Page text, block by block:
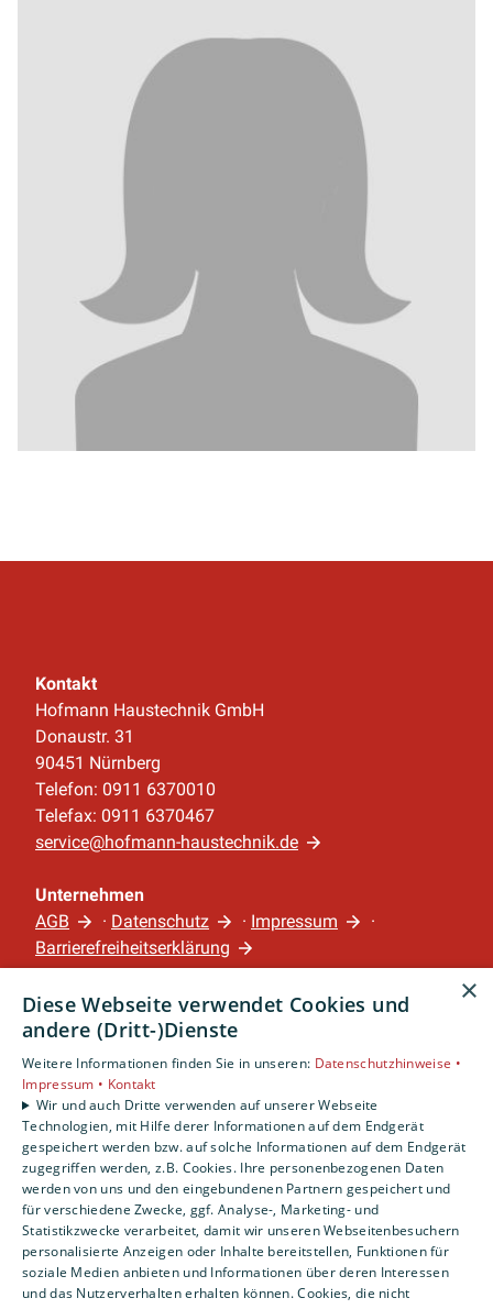
Kontakt
Hofmann Haustechnik GmbH
Donaustr. 31
90451 Nürnberg
Telefon: 0911 6370010
Telefax: 0911 6370467
service@hofmann-haustechnik.de
Unternehmen
AGB
· Datenschutz · Impressum
·
Barrierefreiheitserklärung
Leistungen
Privatkunden
Gewerbekunden
Karriere
Unternehmen
Standort
Nürnberg
×
Diese Webseite verwendet Cookies und
andere (Dritt-)Dienste
Weitere Informationen finden Sie in unseren: Datenschutzhinweise •
Impressum • Kontakt
Wir und auch Dritte verwenden auf unserer Webseite
Technologien, mit Hilfe derer Informationen auf dem Endgerät
gespeichert werden bzw. auf solche Informationen auf dem Endgerät
zugegriffen werden, z.B. Cookies. Ihre personenbezogenen Daten
werden von uns und den eingebundenen Partnern gespeichert und
für verschiedene Zwecke, ggf. Analyse-, Marketing- und
Statistikzwecke verarbeitet, damit wir unseren Webseitenbesuchern
personalisierte Anzeigen oder Inhalte bereitstellen, Funktionen für
soziale Medien anbieten und Informationen über deren Interessen
und das Nutzerverhalten erhalten können. Cookies, die nicht